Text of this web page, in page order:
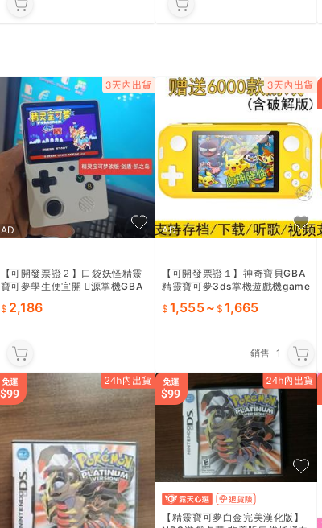
AD
【可開發票證２】口袋妖怪精靈
寶可夢學生便宜開 𫔭源掌機GBA
2,186
AD
【可開發票證１】神奇寶貝GBA
精靈寶可夢3ds掌機遊戲機game
1,555~ 1,665
銷售 1
【精靈寶可夢白金完美漢化版】